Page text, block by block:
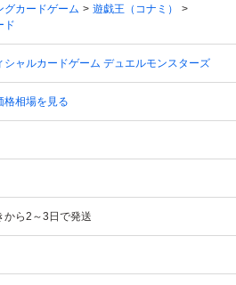
グカードゲーム
遊戯王（コナミ）
ド
シャルカードゲーム デュエルモンスターズ
格相場を見る
から2～3日で発送